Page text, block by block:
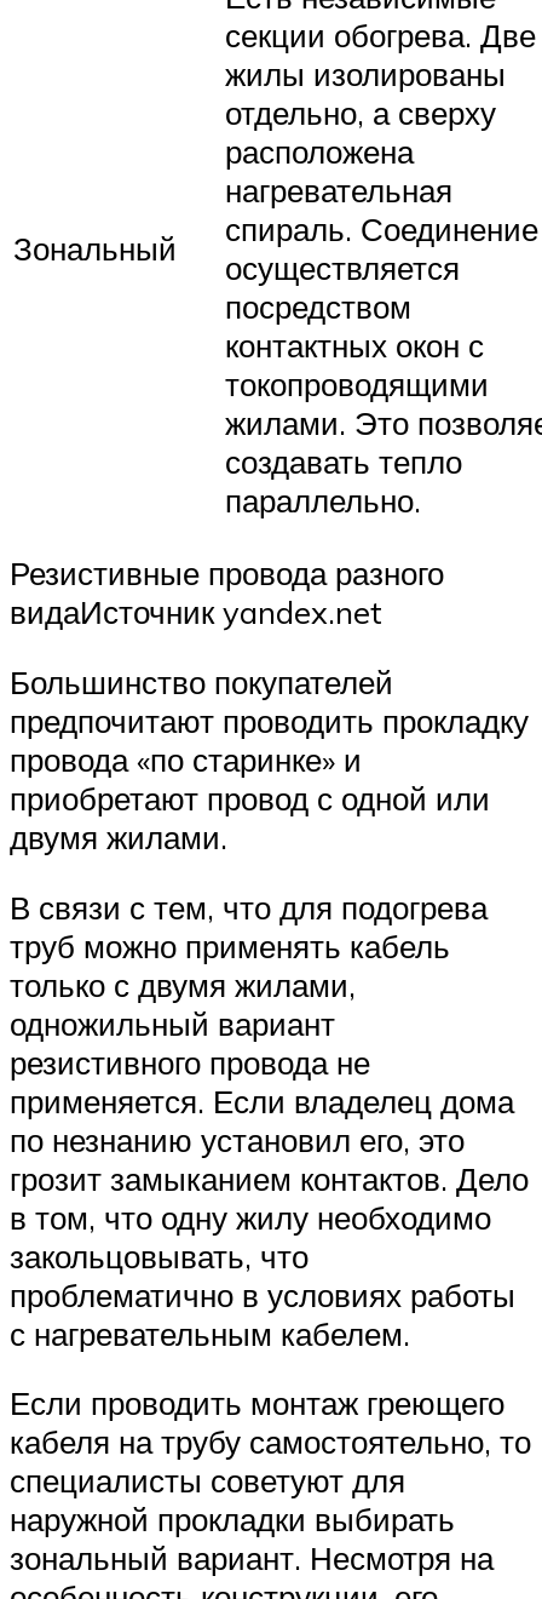
Зональный
секции обогрева. Две
жилы изолированы
отдельно, а сверху
расположена
нагревательная
спираль. Соединение
осуществляется
посредством
контактных окон с
токопроводящими
жилами. Это
создавать тепло
параллельно.
Резистивные провода разного
видаИсточник yandex.net
Большинство покупателей
предпочитают проводить прокладку
провода «по старинке» и
приобретают провод с одной или
двумя жилами.
В связи с тем, что для подогрева
труб можно применять кабель
только с двумя жилами,
одножильный вариант
резистивного провода не
применяется. Если владелец дома
по незнанию установил его, это
грозит замыканием контактов. Дело
в том, что одну жилу необходимо
закольцовывать, что
проблематично в условиях работы
с нагревательным кабелем.
Если проводить монтаж греющего
кабеля на трубу самостоятельно, то
специалисты советуют для
наружной прокладки выбирать
зональный вариант. Несмотря на